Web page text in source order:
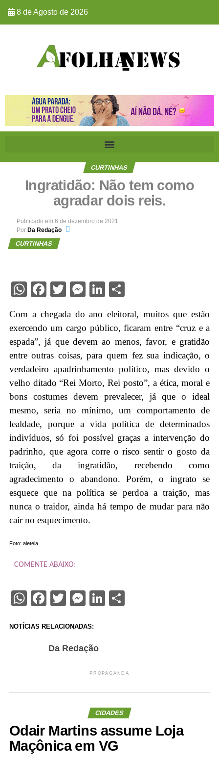
8 de Agosto de 2026
CURTINHAS
Ingratidão: Não tem como
agradar dois reis.
Publicado em 6 de dezembro de 2021
Por Da Redação
CURTINHAS
WhatsApp
Facebook
Twitter
Messenger
LinkedIn
Share
Com a chegada do ano eleitoral, muitos que estão
exercendo um cargo público, ficaram entre “cruz e a
espada”, já que devem ao menos, favor, e gratidão
entre outras coisas, para quem fez sua indicação, o
verdadeiro apadrinhamento político, mas devido o
velho ditado “Rei Morto, Rei posto”, a ética, moral e
bons costumes devem prevalecer, já que o ideal
mesmo, seria no mínimo, um comportamento de
lealdade, porque a vida política de determinados
indivíduos, só foi possível graças a intervenção do
padrinho, que agora corre o risco sentir o gosto da
traição, da ingratidão, recebendo como
agradecimento o abandono. Porém, o ingrato se
esquece que na política se perdoa a traição, mas
nunca o traidor, ainda há tempo de mudar para não
cair no esquecimento.
Foto: aleteia
COMENTE ABAIXO:
WhatsApp
Facebook
Twitter
Messenger
LinkedIn
Share
NOTÍCIAS RELACIONADAS:
Da Redação
PROPAGANDA
CIDADES
Odair Martins assume Loja
Maçônica em VG